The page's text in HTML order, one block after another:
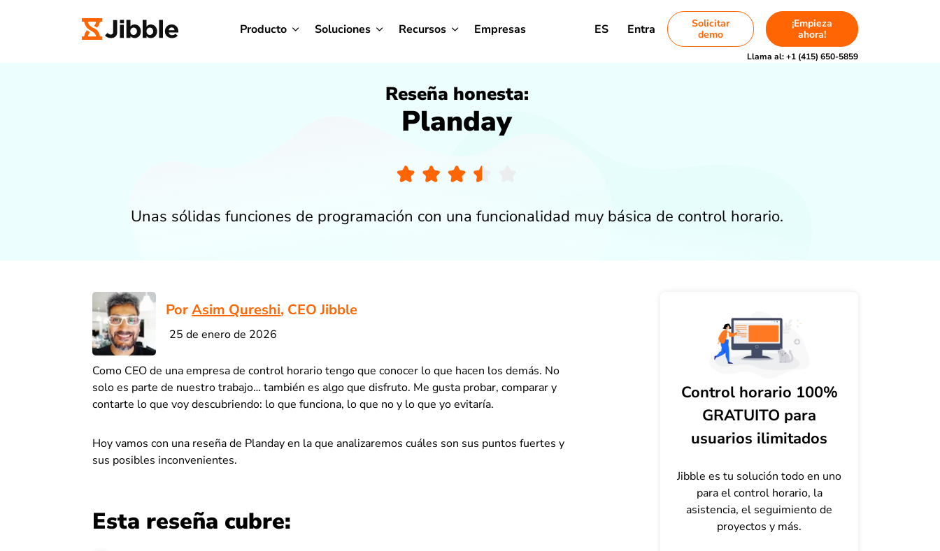
Producto Soluciones Recursos Empresas ES Entra
Solicitar
demo
¡Empieza
ahora!
Llama al:+1 (415) 650-5859
Reseña honesta:
Planday
Unas sólidas funciones de programación con una funcionalidad muy básica de control horario.
PorAsim Qureshi, CEO Jibble
25 de enero de 2026
Como CEO de una empresa de control horario tengo que conocer lo que hacen los demás. No
solo es parte de nuestro trabajo… también es algo que disfruto. Me gusta probar, comparar y
contarte lo que voy descubriendo: lo que funciona, lo que no y lo que yo evitaría.
Hoy vamos con una reseña de Planday en la que analizaremos cuáles son sus puntos fuertes y
sus posibles inconvenientes.
Esta reseña cubre:
Control horario 100%
GRATUITO para
usuarios ilimitados
Jibble es tu solución todo en uno
para el control horario, la
asistencia, el seguimiento de
proyectos y más.